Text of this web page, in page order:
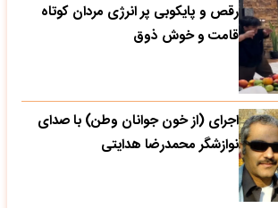
رقص و پایکوبی پر انرژی مردان کوتاه
قامت و خوش ذوق
اجرای (از خون جوانان وطن) با صدای
نوازشگر محمدرضا هدایتی